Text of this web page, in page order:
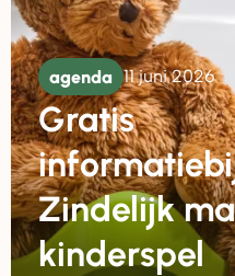
agenda 11 juni 2026
Gratis
Zindelijk
kinderspel